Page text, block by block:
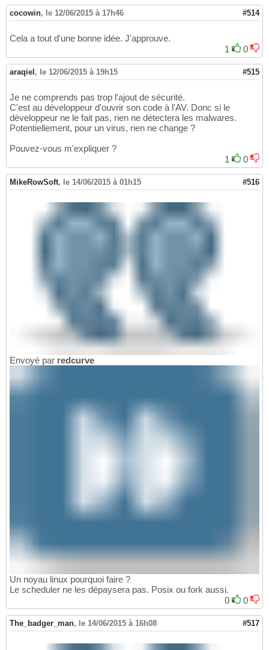
cocowin, le 12/06/2015 à 17h46 #514
Cela a tout d'une bonne idée. J'approuve.
1
0
araqiel , le 12/06/2015 à 19h15 #515
Je ne comprends pas trop l'ajout de sécurité.
C'est au développeur d'ouvrir son code à l'AV. Donc si le
développeur ne le fait pas, rien ne détectera les malwares.
Potentiellement, pour un virus, rien ne change ?
Pouvez-vous m'expliquer ?
1
0
MikeRowSoft, le 14/06/2015 à 01h15 #516
Envoyé par redcurve
Un noyau linux pourquoi faire ?
Le scheduler ne les dépaysera pas. Posix ou fork aussi.
0
0
The_badger_man, le 14/06/2015 à 16h08 #517